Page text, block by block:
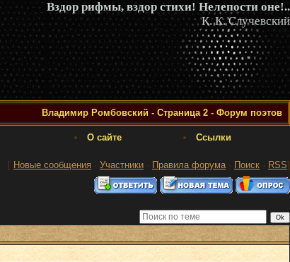
Вздор рифмы, вздор стихи! Нелепости оне!..
К. К. Случевский
Владимир Ромбовский - Страница 2 - Форум поэтов
О сайте Ссылки
[ Новые сообщения · Участники · Правила форума· Поиск · RSS]